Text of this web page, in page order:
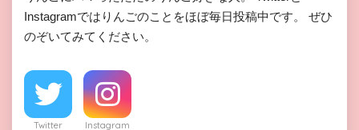
Instagramではりんごのことをほぼ毎日投稿中です。 ぜひ
のぞいてみてください。
Twitter Instagram